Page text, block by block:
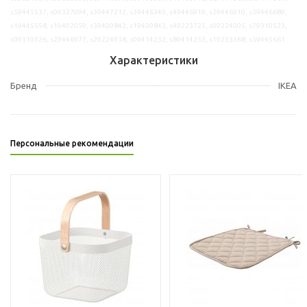
Характеристики
Бренд IKEA
Персональные рекомендации